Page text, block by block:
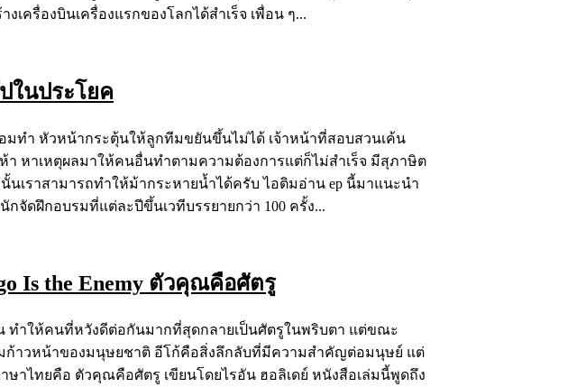
ครื่องบินเครื่องแรกของโลกได้สำเร็จ เพื่อน ๆ...
ในประโยค
ทำ หัวหน้ากระตุ้นให้ลูกทีมขยันขึ้นไม่ได้ เจ้าหน้าที่สอบสวนเค้น
หาเหตุผลมาให้คนอื่นทำตามความต้องการแต่ก็ไม่สำเร็จ มีสุภาษิต
เราสามารถทำให้ม้ากระหายน้ำได้ครับ ไอติมอ่าน ep นี้มาแนะนำ
จัดฝึกอบรมที่แต่ละปีขึ้นเวทีบรรยายกว่า 100 ครั้ง...
Is the Enemy ตัวคุณคือศัตรู
ำให้คนที่หวังดีต่อกันมากที่สุดกลายเป็นศัตรูในพริบตา แต่ขณะ
ก้าวหน้าของมนุษยชาติ อีโก้คือสิ่งลึกลับที่มีความสำคัญต่อมนุษย์ แต่
ษาไทยคือ ตัวคุณคือศัตรู เขียนโดยไรอัน ฮอลิเดย์ หนังสือเล่มนี้พูดถึง